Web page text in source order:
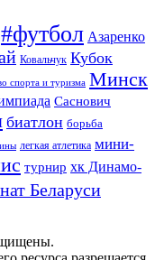
#футбол Азаренко
Ковальчук Кубок
спорта и туризма Минск
Саснович
биатлон борьба
легкая атлетика мини-
турнир хк Динамо-
Беларуси